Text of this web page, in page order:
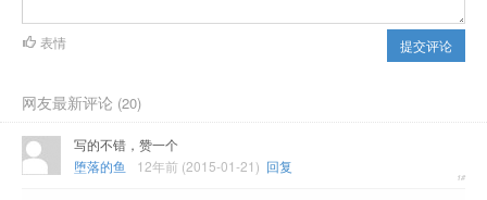
提交评论
表情
网友最新评论 (20)
写的不错，赞一个
堕落的鱼
12年前 (2015-01-21) 回复